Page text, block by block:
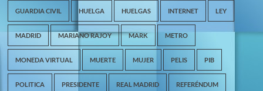
GUARDIA CIVIL HUELGA HUELGAS INTERNET LEY
MADRID MARIANO RAJOY MARK METRO
MONEDA VIRTUAL MUERTE MUJER PELIS PIB
POLITICA PRESIDENTE REAL MADRID REFERÉNDUM